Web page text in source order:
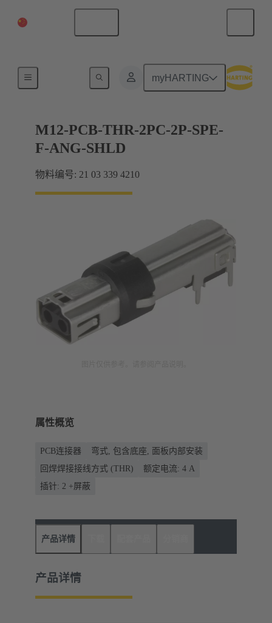
myHARTING
M12-PCB-THR-2PC-2P-SPE-
F-ANG-SHLD
物料编号: 21 03 339 4210
属性概览
PCB连接器
弯式, 包含底座, 面板内部安装
回焊焊接接线方式 (THR)
额定电流: ‌4 A
插针: 2 +屏蔽
产品详情
产品详情